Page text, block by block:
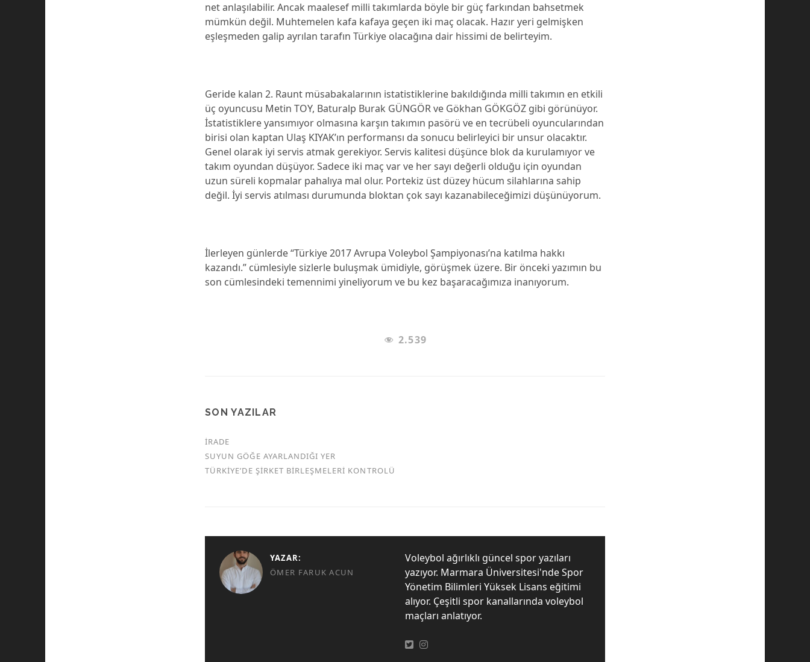
net anlaşılabilir. Ancak maalesef milli takımlarda böyle bir güç farkından bahsetmek
mümkün değil. Muhtemelen kafa kafaya geçen iki maç olacak. Hazır yeri gelmişken
eşleşmeden galip ayrılan tarafın Türkiye olacağına dair hissimi de belirteyim.
Geride kalan 2. Raunt müsabakalarının istatistiklerine bakıldığında milli takımın en etkili
üç oyuncusu Metin TOY, Baturalp Burak GÜNGÖR ve Gökhan GÖKGÖZ gibi görünüyor.
İstatistiklere yansımıyor olmasına karşın takımın pasörü ve en tecrübeli oyuncularından
birisi olan kaptan Ulaş KIYAK’ın performansı da sonucu belirleyici bir unsur olacaktır.
Genel olarak iyi servis atmak gerekiyor. Servis kalitesi düşünce blok da kurulamıyor ve
takım oyundan düşüyor. Sadece iki maç var ve her sayı değerli olduğu için oyundan
uzun süreli kopmalar pahalıya mal olur. Portekiz üst düzey hücum silahlarına sahip
değil. İyi servis atılması durumunda bloktan çok sayı kazanabileceğimizi düşünüyorum.
İlerleyen günlerde “Türkiye 2017 Avrupa Voleybol Şampiyonası’na katılma hakkı
kazandı.” cümlesiyle sizlerle buluşmak ümidiyle, görüşmek üzere. Bir önceki yazımın bu
son cümlesindeki temennimi yineliyorum ve bu kez başaracağımıza inanıyorum.
2.539
SON YAZILAR
İRADE
SUYUN GÖĞE AYARLANDIĞI YER
TÜRKİYE’DE ŞİRKET BİRLEŞMELERİ KONTROLÜ
YAZAR:
ÖMER FARUK ACUN
Voleybol ağırlıklı güncel spor yazıları
yazıyor. Marmara Üniversitesi'nde Spor
Yönetim Bilimleri Yüksek Lisans eğitimi
alıyor. Çeşitli spor kanallarında voleybol
maçları anlatıyor.